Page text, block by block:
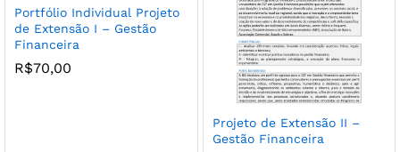
Portfólio Individual Projeto
de Extensão I – Gestão
Financeira
R$70,00
Projeto de Extensão II –
Gestão Financeira